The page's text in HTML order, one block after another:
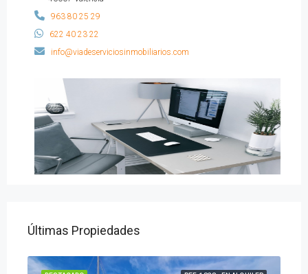
963 80 25 29
622 40 23 22
info@viadeserviciosinmobiliarios.com
Últimas Propiedades